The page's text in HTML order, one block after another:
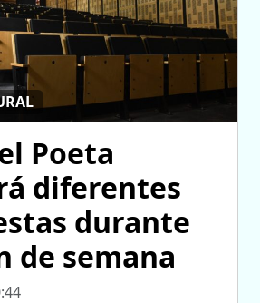
Poeta
diferentes
durante
de semana